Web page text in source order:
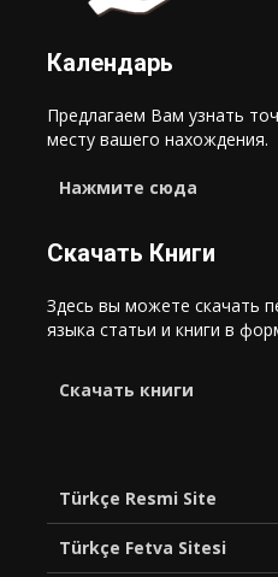
Календарь
Предлагаем Вам узнать
месту вашего нахождения.
Нажмите сюда
Скачать Книги
Здесь вы можете скачать
языка статьи и книги в
Cкачать книги
Türkçe Resmi Site
Türkçe Fetva Sitesi